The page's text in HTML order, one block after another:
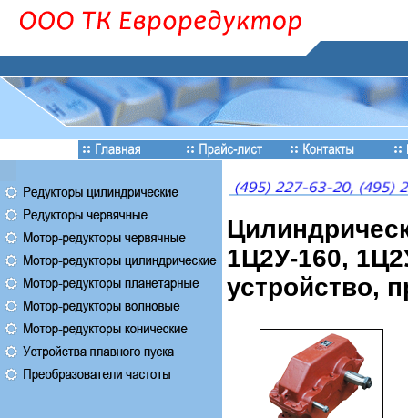
1Ц2У-160,
устройство,